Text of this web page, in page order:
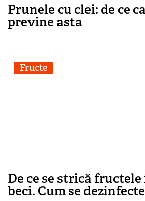
Prunele cu clei: de ce
previne asta
Fructe
De ce se strică
beci. Cum se